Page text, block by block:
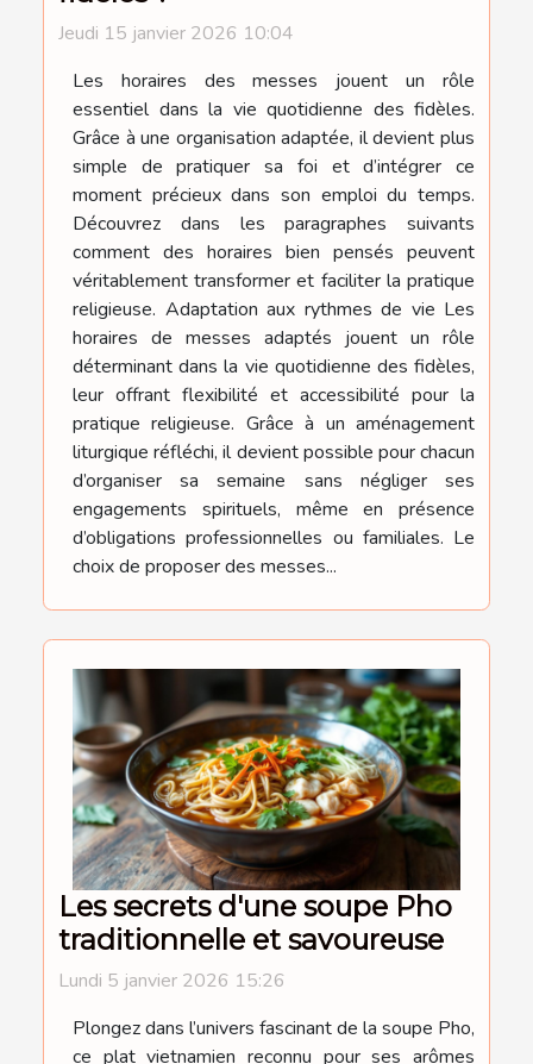
Jeudi 15 janvier 2026 10:04
Les horaires des messes jouent un rôle
essentiel dans la vie quotidienne des fidèles.
Grâce à une organisation adaptée, il devient plus
simple de pratiquer sa foi et d’intégrer ce
moment précieux dans son emploi du temps.
Découvrez dans les paragraphes suivants
comment des horaires bien pensés peuvent
véritablement transformer et faciliter la pratique
religieuse. Adaptation aux rythmes de vie Les
horaires de messes adaptés jouent un rôle
déterminant dans la vie quotidienne des fidèles,
leur offrant flexibilité et accessibilité pour la
pratique religieuse. Grâce à un aménagement
liturgique réfléchi, il devient possible pour chacun
d’organiser sa semaine sans négliger ses
engagements spirituels, même en présence
d’obligations professionnelles ou familiales. Le
choix de proposer des messes...
Les secrets d'une soupe Pho
traditionnelle et savoureuse
Lundi 5 janvier 2026 15:26
Plongez dans l’univers fascinant de la soupe Pho,
ce plat vietnamien reconnu pour ses arômes